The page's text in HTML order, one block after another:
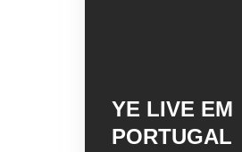
YE LIVE EM
PORTUGAL